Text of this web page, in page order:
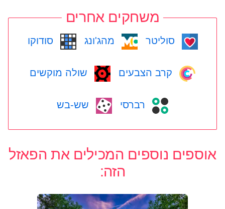
משחקים אחרים
סוליטר מהג'ונג סודוקו
קרב הצבעים שולה מוקשים
רברסי שש-בש
אוספים נוספים המכילים את הפאזל
הזה: